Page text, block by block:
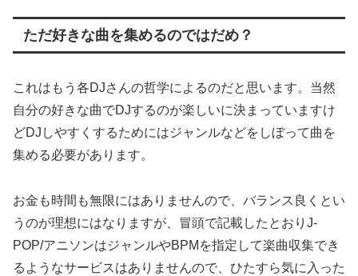
ただ好きな曲を集めるのではだめ？
これはもう各DJさんの哲学によるのだと思います。当然
自分の好きな曲でDJするのが楽しいに決まっていますけ
どDJしやすくするためにはジャンルなどをしぼって曲を
集める必要があります。
お金も時間も無限にはありませんので、バランス良くとい
うのが理想にはなりますが、冒頭で記載したとおりJ-
POP/アニソンはジャンルやBPMを指定して楽曲収集でき
るようなサービスはありませんので、ひたすら気に入った